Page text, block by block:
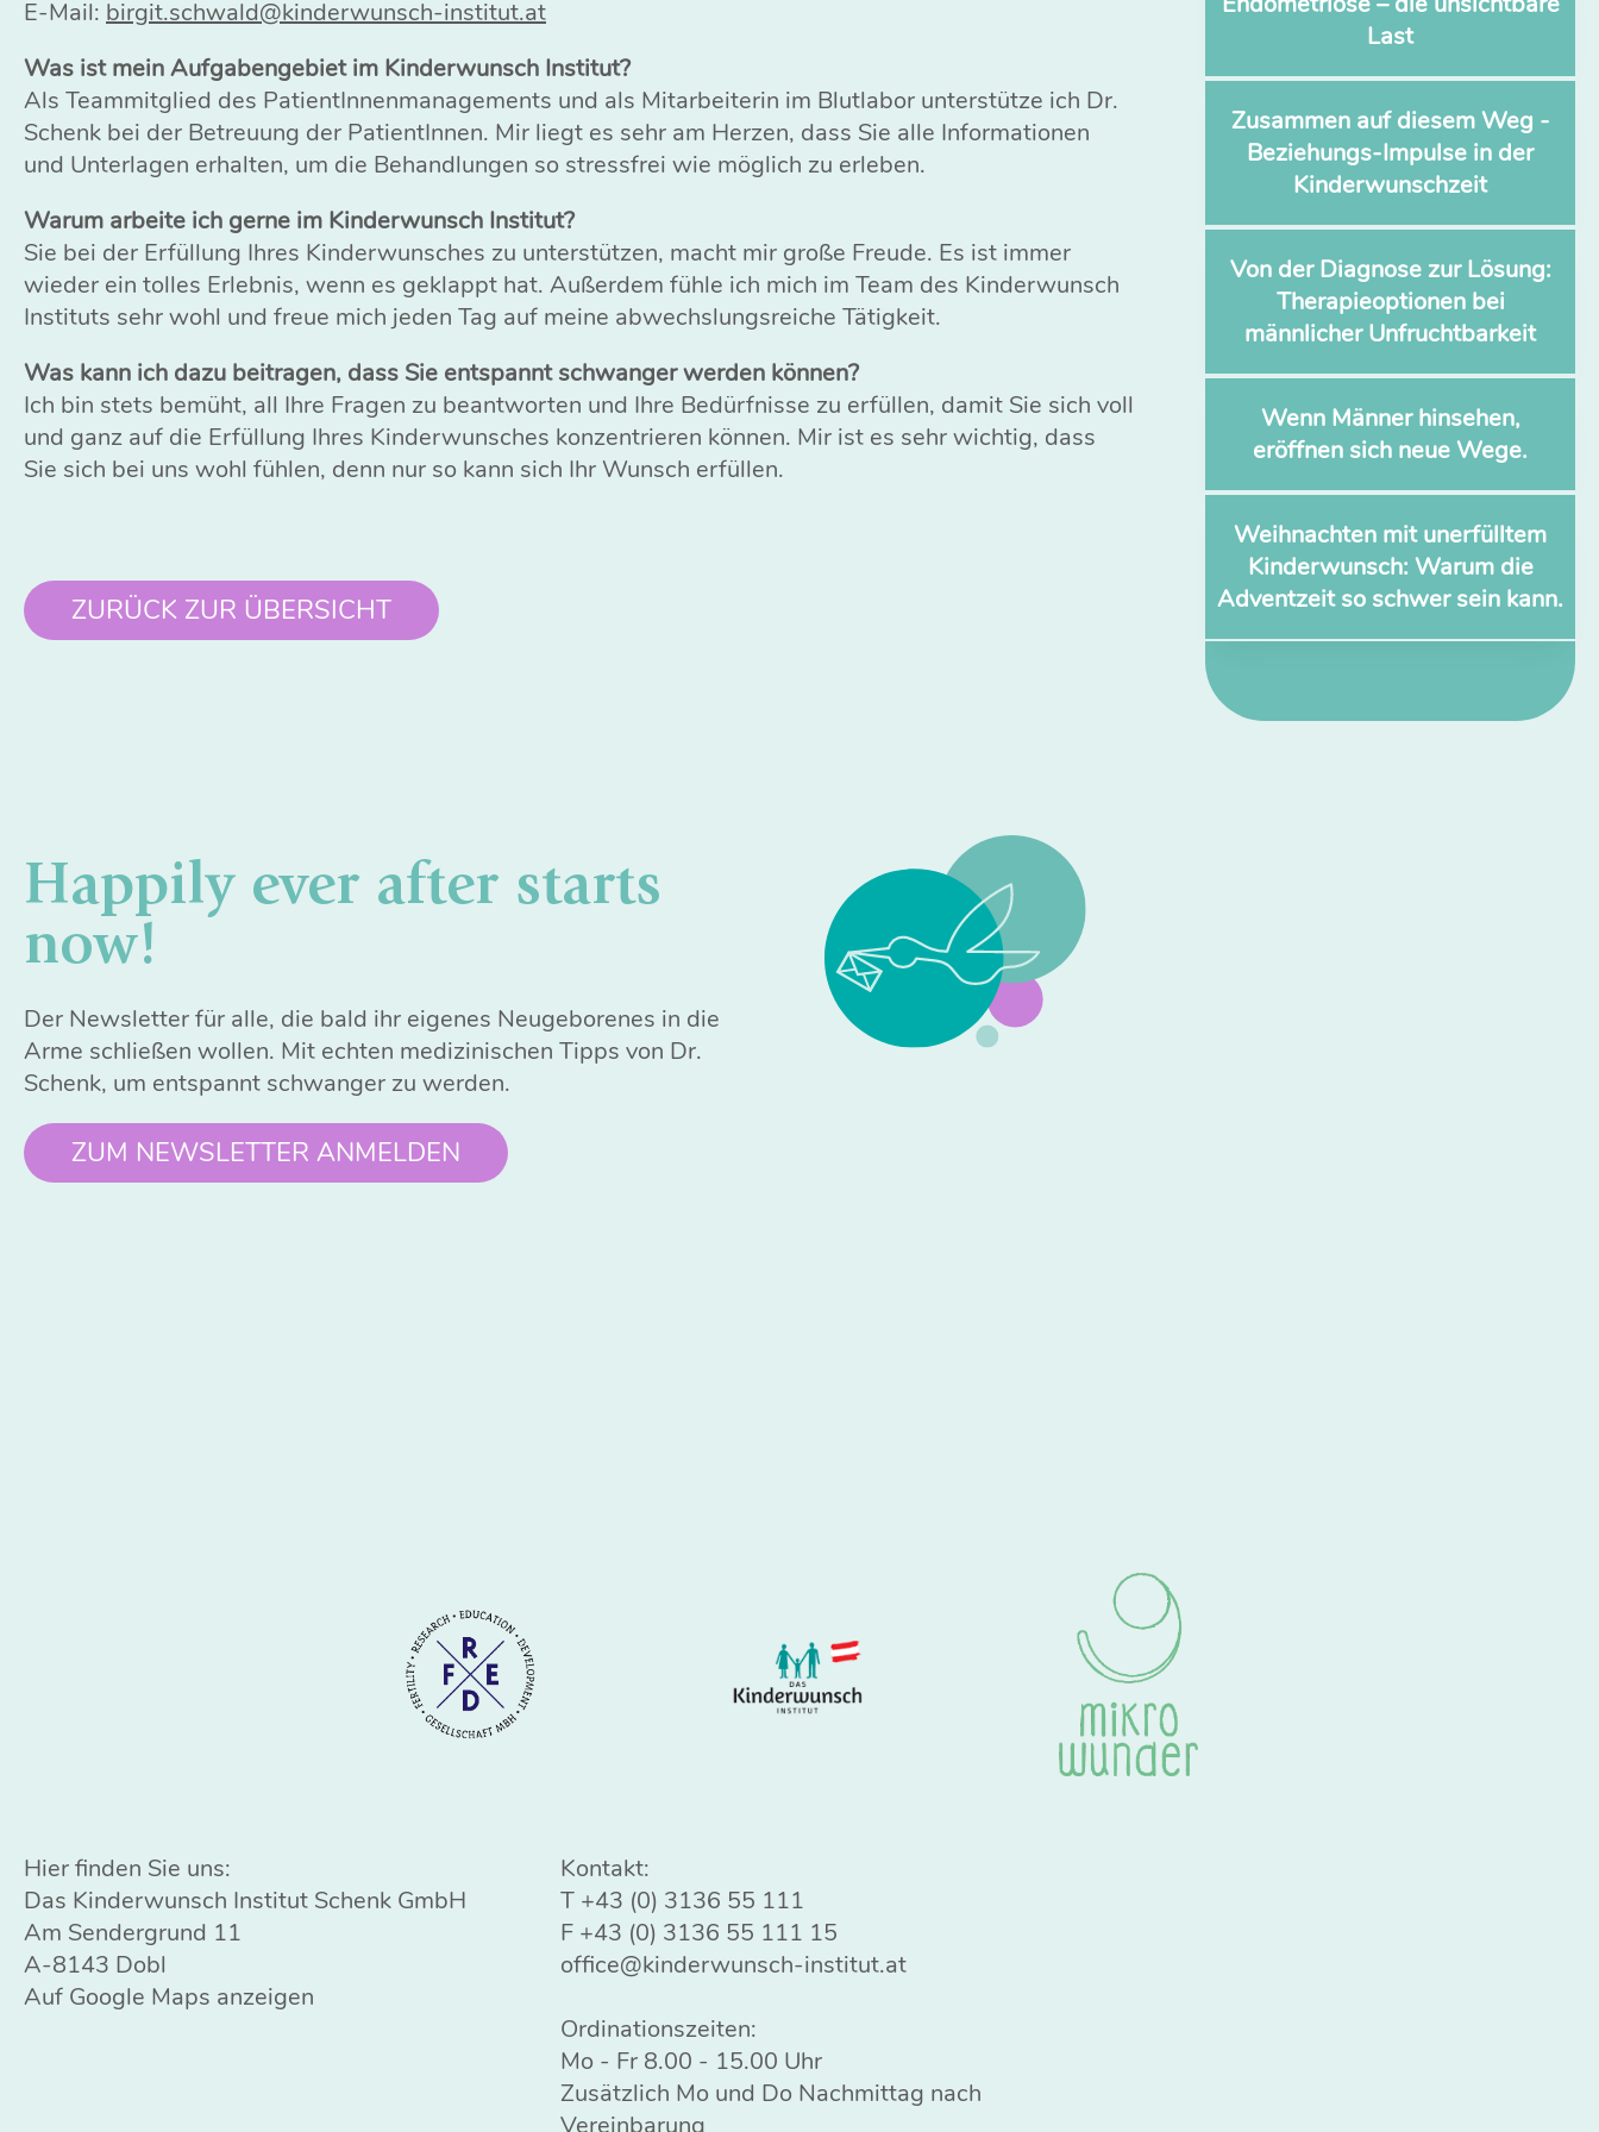
E-Mail: birgit.schwald@kinderwunsch-institut.at
Was ist mein Aufgabengebiet im Kinderwunsch Institut?
Als Teammitglied des PatientInnenmanagements und als Mitarbeiterin im Blutlabor unterstütze ich Dr.
Schenk bei der Betreuung der PatientInnen. Mir liegt es sehr am Herzen, dass Sie alle Informationen
und Unterlagen erhalten, um die Behandlungen so stressfrei wie möglich zu erleben.
Warum arbeite ich gerne im Kinderwunsch Institut?
Sie bei der Erfüllung Ihres Kinderwunsches zu unterstützen, macht mir große Freude. Es ist immer
wieder ein tolles Erlebnis, wenn es geklappt hat. Außerdem fühle ich mich im Team des Kinderwunsch
Instituts sehr wohl und freue mich jeden Tag auf meine abwechslungsreiche Tätigkeit.
Was kann ich dazu beitragen, dass Sie entspannt schwanger werden können?
Ich bin stets bemüht, all Ihre Fragen zu beantworten und Ihre Bedürfnisse zu erfüllen, damit Sie sich voll
und ganz auf die Erfüllung Ihres Kinderwunsches konzentrieren können. Mir ist es sehr wichtig, dass
Sie sich bei uns wohl fühlen, denn nur so kann sich Ihr Wunsch erfüllen.
ZURÜCK ZUR ÜBERSICHT
Happily ever after starts
now!
Der Newsletter für alle, die bald ihr eigenes Neugeborenes in die
Arme schließen wollen. Mit echten medizinischen Tipps von Dr.
Schenk, um entspannt schwanger zu werden.
ZUM NEWSLETTER ANMELDEN
Last
Zusammen auf diesem Weg -
Beziehungs-Impulse in der
Kinderwunschzeit
Von der Diagnose zur Lösung:
Therapieoptionen bei
männlicher Unfruchtbarkeit
Wenn Männer hinsehen,
eröffnen sich neue Wege.
Weihnachten mit unerfülltem
Kinderwunsch: Warum die
Adventzeit so schwer sein kann.
Hier finden Sie uns:
Das Kinderwunsch Institut Schenk GmbH
Am Sendergrund 11
A-8143 Dobl
Auf Google Maps anzeigen
Kontakt:
T +43 (0) 3136 55 111
F +43 (0) 3136 55 111 15
office@kinderwunsch-institut.at
Ordinationszeiten:
Mo - Fr 8.00 - 15.00 Uhr
Zusätzlich Mo und Do Nachmittag nach